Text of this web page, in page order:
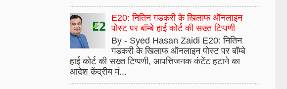
E20: नितिन गडकरी के खिलाफ ऑनलाइन
पोस्ट पर बॉम्बे हाई कोर्ट की सख्त टिप्पणी
By - Syed Hasan Zaidi E20: नितिन
गडकरी के खिलाफ ऑनलाइन पोस्ट पर बॉम्बे
हाई कोर्ट की सख्त टिप्पणी, आपत्तिजनक कंटेंट हटाने का
आदेश केंद्रीय मं...